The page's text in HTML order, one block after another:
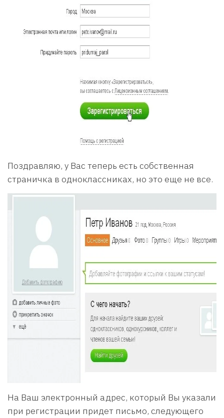
Поздравляю, у Вас теперь есть собственная
страничка в одноклассниках, но это еще не все.
На Ваш электронный адрес, который Вы указали
при регистрации придет письмо, следующего